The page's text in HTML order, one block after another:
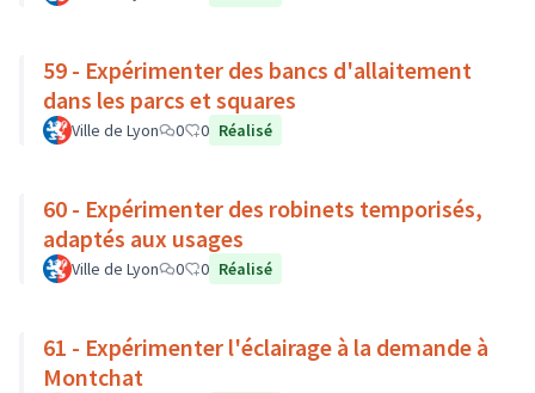
59 - Expérimenter des bancs d'allaitement
dans les parcs et squares
Ville de Lyon 0 0 Réalisé
60 - Expérimenter des robinets temporisés,
adaptés aux usages
Ville de Lyon 0 0 Réalisé
61 - Expérimenter l'éclairage à la demande à
Montchat